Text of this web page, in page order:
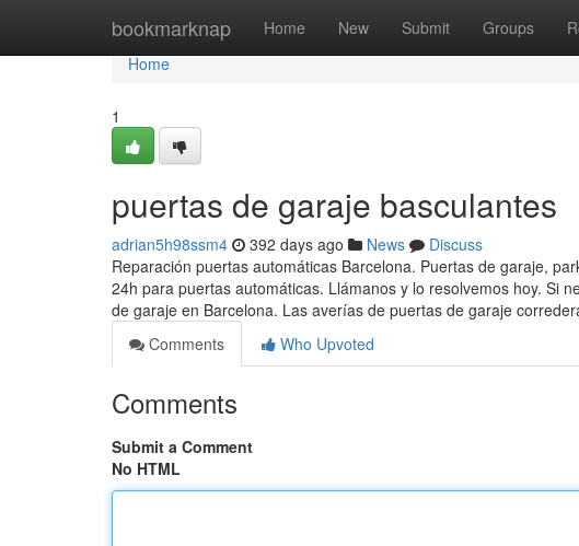
bookmarknap Home New Submit Groups
Home
Home
1
puertas de garaje basculantes
adrian5h98ssm4 392 days ago News
Discuss
Reparación puertas automáticas Barcelona. Puertas de garaje,
24h para puertas automáticas. Llámanos y lo resolvemos hoy. Si
de garaje en Barcelona. Las averías de puertas de garaje
Comments
Who Upvoted
Comments
Submit a Comment
No HTML